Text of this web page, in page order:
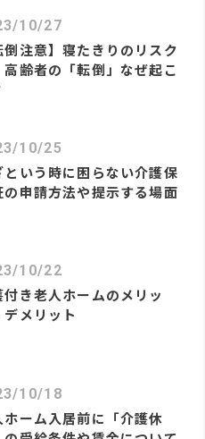
10/27
倒注意】寝たきりのリスク
高齢者の「転倒」なぜ起こ
10/25
という時に困らない介護保
の申請方法や提示する場面
10/22
付き老人ホームのメリッ
デメリット
10/18
ホーム入居前に「介護休